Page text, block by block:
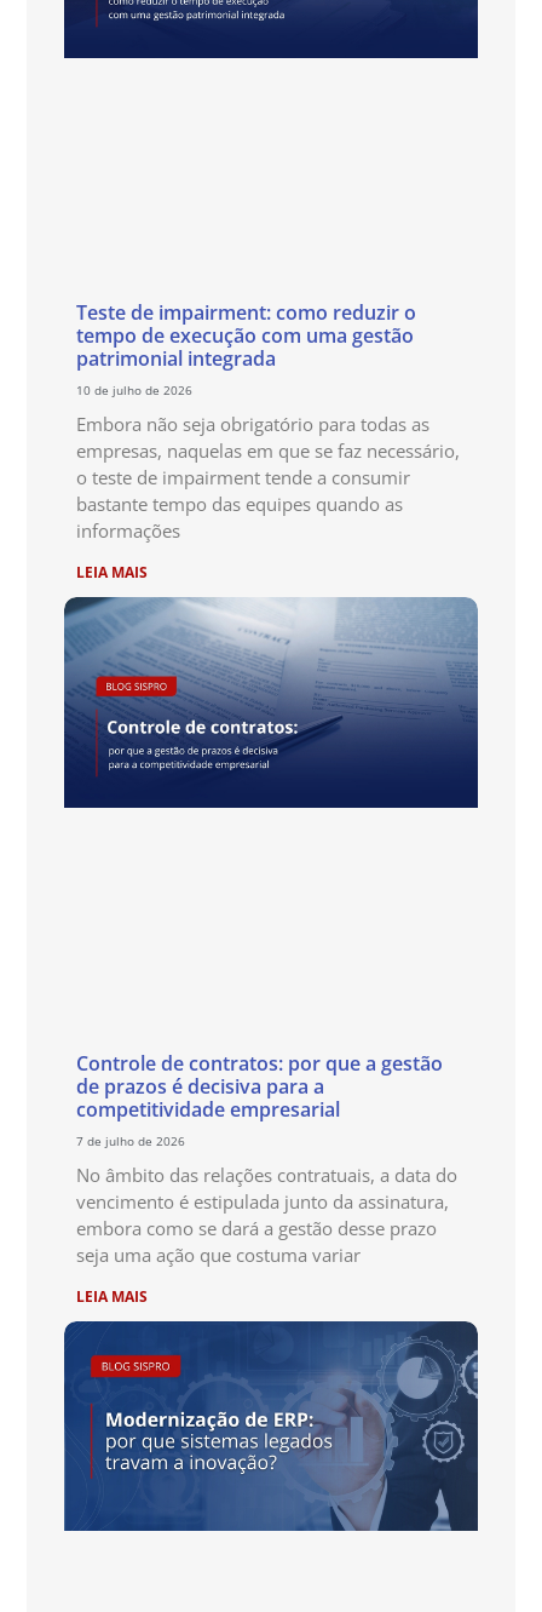
Teste de impairment: como reduzir o
tempo de execução com uma gestão
patrimonial integrada
10 de julho de 2026
Embora não seja obrigatório para todas as
empresas, naquelas em que se faz necessário,
o teste de impairment tende a consumir
bastante tempo das equipes quando as
informações
LEIA MAIS
Controle de contratos: por que a gestão
de prazos é decisiva para a
competitividade empresarial
7 de julho de 2026
No âmbito das relações contratuais, a data do
vencimento é estipulada junto da assinatura,
embora como se dará a gestão desse prazo
seja uma ação que costuma variar
LEIA MAIS